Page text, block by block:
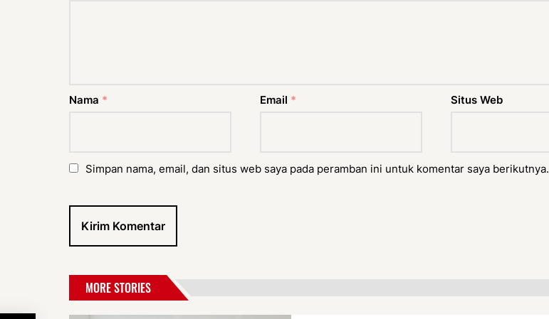
Nama * Email * Situs Web
Simpan nama, email, dan situs web saya pada peramban ini untuk komentar saya berikutnya.
MORE STORIES